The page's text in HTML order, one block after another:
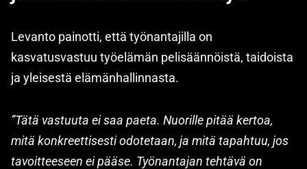
Levanto painotti, että työnantajilla on
kasvatusvastuu työelämän pelisäännöistä, taidoista
ja yleisestä elämänhallinnasta.
”Tätä vastuuta ei saa paeta. Nuorille pitää kertoa,
mitä konkreettisesti odotetaan, ja mitä tapahtuu, jos
tavoitteeseen ei pääse. Työnantajan tehtävä on